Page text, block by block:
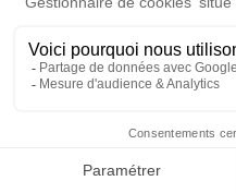
Faire-part
Cérémonie
jeudi 04 décembre
Eglise de Thury
89520 Thury